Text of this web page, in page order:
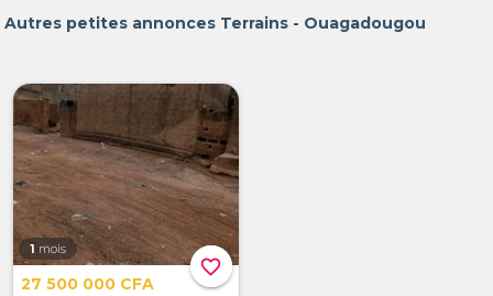
Autres petites annonces Terrains - Ouagadougou
favorite_border
1 mois
27 500 000 CFA